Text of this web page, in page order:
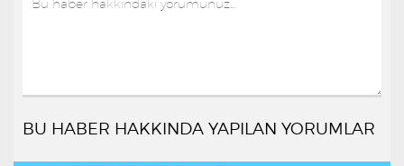
BU HABER HAKKINDA YAPILAN YORUMLAR